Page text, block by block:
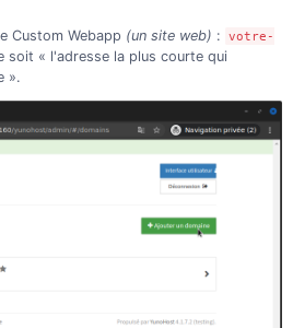
Custom Webapp (un site web) :
votre-
soit « l'adresse la plus courte qui
».